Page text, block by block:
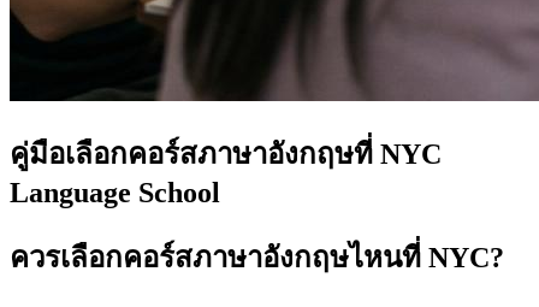
คู่มือเลือกคอร์สภาษาอังกฤษที่ NYC
Language School
ควรเลือกคอร์สภาษาอังกฤษไหนที่ NYC?